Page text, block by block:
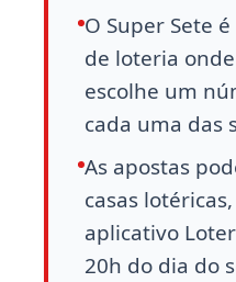
O Super Sete
de loteria
escolhe um
cada uma das
As apostas
casas
aplicativo
20h do dia do